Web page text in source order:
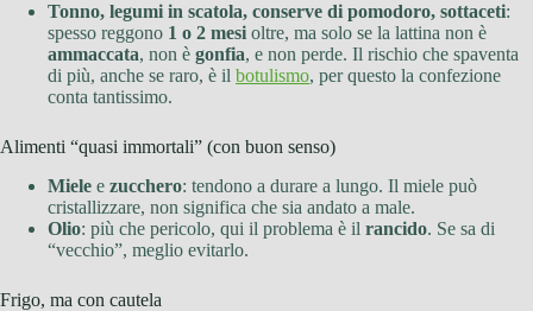
Tonno, legumi in scatola, conserve di pomodoro, sottaceti:
spesso reggono 1 o 2 mesi oltre, ma solo se la lattina non è
ammaccata, non è gonfia, e non perde. Il rischio che spaventa
di più, anche se raro, è il botulismo, per questo la confezione
conta tantissimo.
Alimenti “quasi immortali” (con buon senso)
Miele e zucchero: tendono a durare a lungo. Il miele può
cristallizzare, non significa che sia andato a male.
Olio: più che pericolo, qui il problema è il rancido. Se sa di
“vecchio”, meglio evitarlo.
Frigo, ma con cautela